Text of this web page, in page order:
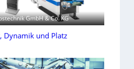
GmbH & Co. KG
Dynamik und Platz